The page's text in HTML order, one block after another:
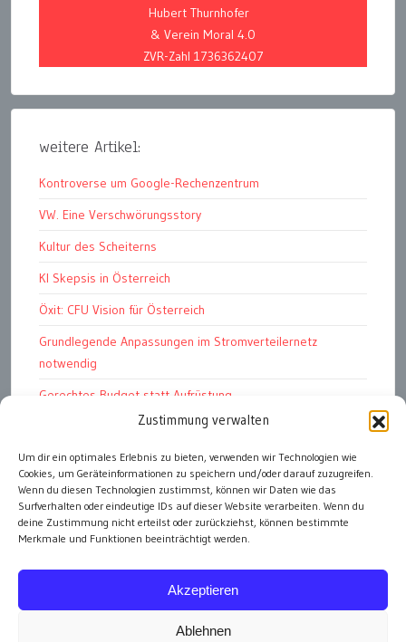
Zustimmung verwalten
Um dir ein optimales Erlebnis zu bieten, verwenden wir Technologien wie
Cookies, um Geräteinformationen zu speichern und/oder darauf zuzugreifen.
Wenn du diesen Technologien zustimmst, können wir Daten wie das
Surfverhalten oder eindeutige IDs auf dieser Website verarbeiten. Wenn du
deine Zustimmung nicht erteilst oder zurückziehst, können bestimmte
Merkmale und Funktionen beeinträchtigt werden.
Akzeptieren
Ablehnen
Hubert Thurnhofer
& Verein Moral 4.0
ZVR-Zahl 1736362407
weitere Artikel:
Kontroverse um Google-Rechenzentrum
VW. Eine Verschwörungsstory
Kultur des Scheiterns
KI Skepsis in Österreich
Öxit: CFU Vision für Österreich
Grundlegende Anpassungen im Stromverteilernetz
notwendig
Gerechtes Budget statt Aufrüstung
Petition: E-Dienstwagen
Das Kapitalismustribunal
Bundesschatz für „öffentliche Einheiten“
alle Artikel